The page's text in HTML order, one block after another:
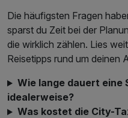
Die häufigsten Fragen
sparst du Zeit bei der
die wirklich zählen. Lies
Reisetipps rund um deinen
Wie lange dauert eine
idealerweise?
Was kostet die City-